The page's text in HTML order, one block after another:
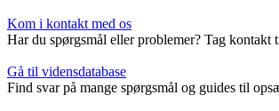
Kom i kontakt med os
Har du spørgsmål eller problemer? Tag kontakt
Gå til vidensdatabase
Find svar på mange spørgsmål og guides til